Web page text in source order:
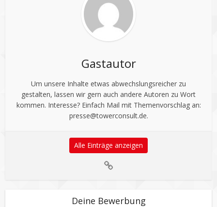
Gastautor
Um unsere Inhalte etwas abwechslungsreicher zu
gestalten, lassen wir gern auch andere Autoren zu Wort
kommen. Interesse? Einfach Mail mit Themenvorschlag an:
presse@towerconsult.de.
Alle Einträge anzeigen
Deine Bewerbung